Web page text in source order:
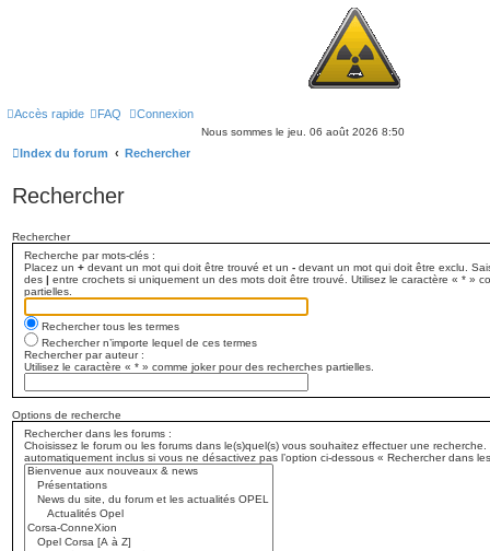
Accès rapide FAQ Connexion
Nous sommes le jeu. 06 août 2026 8:50
Index du forum Rechercher
Rechercher
Rechercher
Recherche par mots-clés :
Placez un + devant un mot qui doit être trouvé et un - devant un mot qui doit être exclu.
des | entre crochets si uniquement un des mots doit être trouvé. Utilisez le caractère « * »
partielles.
Rechercher tous les termes
Rechercher n’importe lequel de ces termes
Rechercher par auteur :
Utilisez le caractère « * » comme joker pour des recherches partielles.
Options de recherche
Rechercher dans les forums :
Choisissez le forum ou les forums dans le(s)quel(s) vous souhaitez effectuer une
automatiquement inclus si vous ne désactivez pas l’option ci-dessous « Rechercher dans